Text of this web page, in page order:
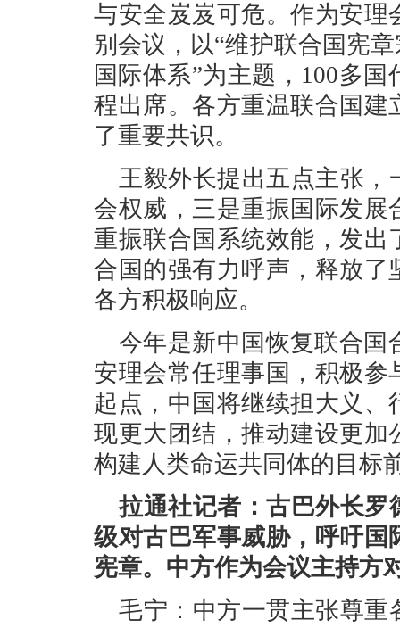
与安全岌岌可危。作为安
别会议，以“维护联合国宪
国际体系”为主题，100多
程出席。各方重温联合国
了重要共识。
王毅外长提出五点主张，
会权威，三是重振国际发
重振联合国系统效能，发
合国的强有力呼声，释放
各方积极响应。
今年是新中国恢复联合国
安理会常任理事国，积极
起点，中国将继续担大义
现更大团结，推动建设更
构建人类命运共同体的目标
拉通社记者：古巴外长罗
级对古巴军事威胁，呼吁
宪章。中方作为会议主持方
毛宁：中方一贯主张尊重